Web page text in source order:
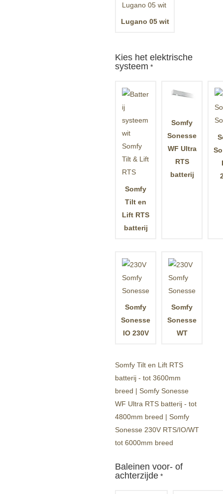
Lugano 05 wit
Kies het elektrische
systeem *
Somfy
Tilt en
Lift RTS
batterij
Somfy
Sonesse
WF Ultra
RTS
batterij
Somfy
Sonesse
IO 230V
Somfy
Sonesse
WT
Somfy Tilt en Lift RTS
batterij - tot 3600mm
breed | Somfy Sonesse
WF Ultra RTS batterij - tot
4800mm breed | Somfy
Sonesse 230V RTS/IO/WT
tot 6000mm breed
Baleinen voor- of
achterzijde *